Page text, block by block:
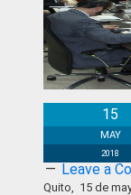
Inicia
15
MAY
2018
Leave a
Quito, 15 de